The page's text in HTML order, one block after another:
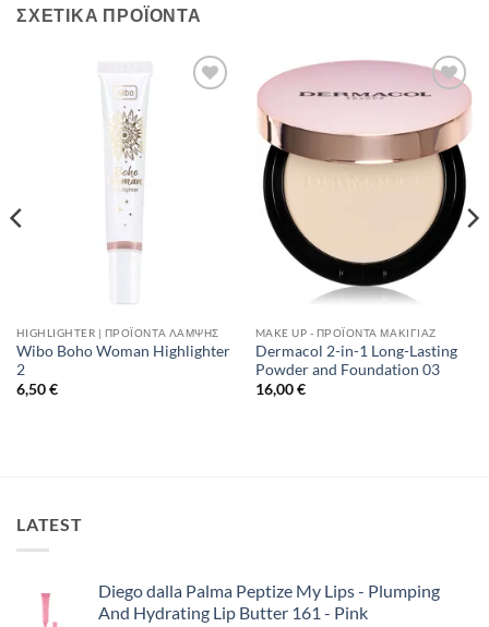
ΣΧΕΤΙΚΆ ΠΡΟΪΌΝΤΑ
HIGHLIGHTER | ΠΡΟΪΌΝΤΑ ΛΆΜΨΗΣ
Wibo Boho Woman Highlighter
2
6,50€
Wishlist
MAKE UP - ΠΡΟΪΌΝΤΑ ΜΑΚΙΓΙΆΖ
Dermacol 2-in-1 Long-Lasting
Powder and Foundation 03
16,00€
LATEST
Diego dalla Palma Peptize My Lips - Plumping
And Hydrating Lip Butter 161 - Pink